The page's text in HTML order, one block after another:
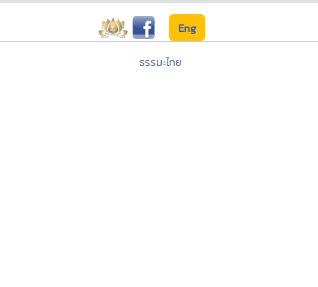
Eng
ธรรมะไทย